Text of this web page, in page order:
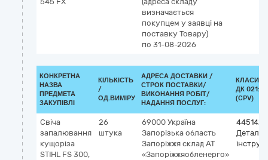
визначається
покупцем у заявці на
поставку Товару)
по 31-08-2026
КОНКРЕТНА
НАЗВА
ПРЕДМЕТА
ЗАКУПІВЛІ
КІЛЬКІСТЬ
/
ОД.ВИМІРУ
АДРЕСА ДОСТАВКИ /
СТРОК ПОСТАВКИ/
ВИКОНАННЯ РОБІТ/
НАДАННЯ ПОСЛУГ:
ДК
(CPV)
Свіча
запалювання
кущоріза
STIHL FS 300,
26
штука
69000 Україна
Запорізька область
Запоріжжя склад АТ
«Запоріжжяобленерго»
Деталі